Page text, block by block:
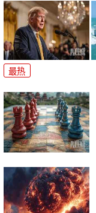
最热